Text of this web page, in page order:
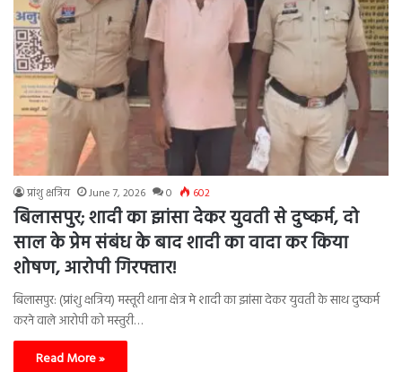
प्रांशु क्षत्रिय June 7, 2026 0 602
बिलासपुर; शादी का झांसा देकर युवती से दुष्कर्म, दो
साल के प्रेम संबंध के बाद शादी का वादा कर किया
शोषण, आरोपी गिरफ्तार!
बिलासपुर: (प्रांशु क्षत्रिय) मस्तूरी थाना क्षेत्र मे शादी का झांसा देकर युवती के साथ दुष्कर्म
करने वाले आरोपी को मस्तुरी…
Read More »